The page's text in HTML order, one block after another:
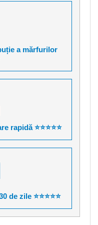
a mărfurilor
rapidă ⭐⭐⭐⭐⭐
zile ⭐⭐⭐⭐⭐